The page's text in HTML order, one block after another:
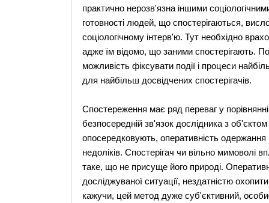
практично нерозв'язна іншими
готовності людей, що спостерігаються,
соціологічному інтерв'ю. Тут необхідно
адже їм відомо, що заними спостерігають.
можливість фіксувати події і процеси
для найбільш досвідчених спостерігачів.
Спостереження має ряд переваг у
безпосередній зв'язок дослідника з
опосередковують, оперативність
недоліків. Спостерігач чи вільно мимоволі
таке, що не присуще його природі.
досліджуваної ситуації, нездатністю
кажучи, цей метод дуже суб'єктивний,